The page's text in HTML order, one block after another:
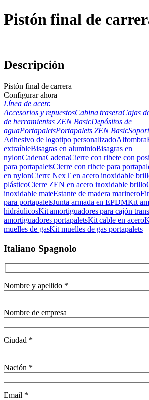
Pistón final de
Descripción
Pistón final de carrera
Configurar ahora
Línea de acero
Accesorios y repuestosCabina traseraCajas
de herramientas ZEN BasicDepósitos de
aguaPortapaletsPortapalets ZEN Basic
Adhesivo de logotipo personalizadoAlfombra
extraíbleBisagras en aluminioBisagras en
nylonCadenaCadenaCierre con ribete con
para portapaletsCierre con ribete para
en nylonCierre NexT en acero inoxidable
plásticoCierre ZEN en acero inoxidable brillo
inoxidable mateEstante de madera marinero
para portapaletsJunta armada en EPDMKit
hidráulicosKit amortiguadores para cajón
amortiguadores portapaletsKit cable en acero
muelles de gasKit muelles de gas portapalets
Italiano Spagnolo
Nombre y apellido *
Nombre de empresa
Ciudad *
Nación *
Email *